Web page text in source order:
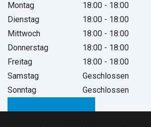
Montag
18:00 - 18:00
Dienstag
18:00 - 18:00
Mittwoch
18:00 - 18:00
Donnerstag
18:00 - 18:00
Freitag
18:00 - 18:00
Samstag
Geschlossen
Sonntag
Geschlossen